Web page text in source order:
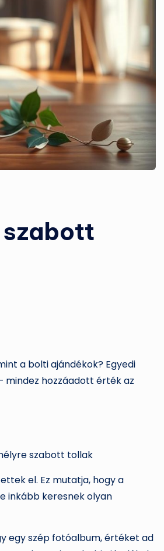
szabott
a bolti ajándékok? Egyedi
mindez hozzáadott érték az
szabott tollak
el. Ez mutatja, hogy a
inkább keresnek olyan
egy szép fotóalbum, értéket ad